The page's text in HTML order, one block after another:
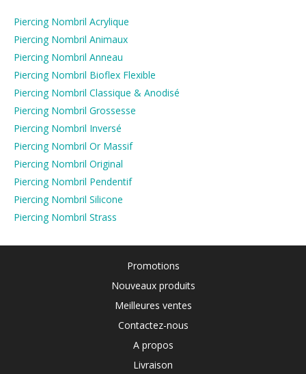
Piercing Nombril Acrylique
Piercing Nombril Animaux
Piercing Nombril Anneau
Piercing Nombril Bioflex Flexible
Piercing Nombril Classique & Anodisé
Piercing Nombril Grossesse
Piercing Nombril Inversé
Piercing Nombril Or Massif
Piercing Nombril Original
Piercing Nombril Pendentif
Piercing Nombril Silicone
Piercing Nombril Strass
Promotions
Nouveaux produits
Meilleures ventes
Contactez-nous
A propos
Livraison